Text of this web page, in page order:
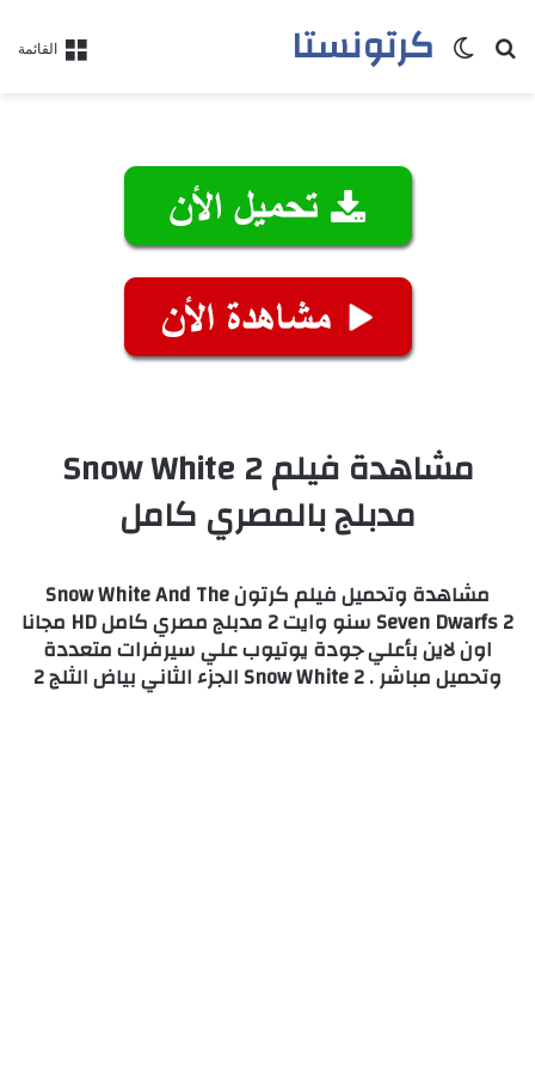
القائمة كرتونستابحث عنالوضع المظلم
مشاهدة فيلم Snow White 2
مدبلج بالمصري كامل
مشاهدة وتحميل فيلم كرتون Snow White And The
Seven Dwarfs 2 سنو وايت 2 مدبلج مصري كامل HD مجانا
اون لاين بأعلي جودة يوتيوب علي سيرفرات متعددة
وتحميل مباشر . Snow White 2 الجزء الثاني بياض الثلج 2